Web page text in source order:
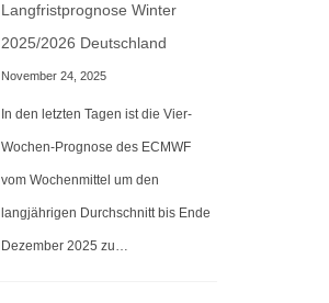
Langfristprognose Winter
2025/2026 Deutschland
November 24, 2025
In den letzten Tagen ist die Vier-
Wochen-Prognose des ECMWF
vom Wochenmittel um den
langjährigen Durchschnitt bis Ende
Dezember 2025 zu…